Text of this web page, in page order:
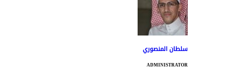
سلطان المنصوري
ADMINISTRATOR